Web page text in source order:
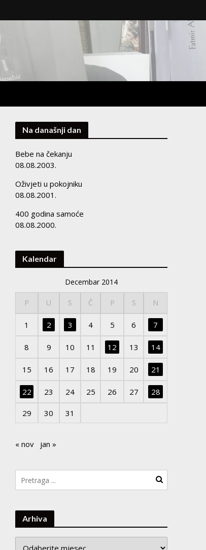
Na današnji dan
Bebe na čekanju
08.08.2003.
Oživjeti u pokojniku
08.08.2001.
400 godina samoće
08.08.2000.
Kalendar
Decembar 2014
P U S Č P S N
1 2 3 4 5 6 7
8 9 10 11 12 13 14
15 16 17 18 19 20 21
22 23 24 25 26 27 28
29 30 31
« nov jan »
Arhiva